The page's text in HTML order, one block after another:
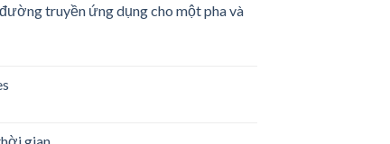
truyền ứng dụng cho một pha và
gian.